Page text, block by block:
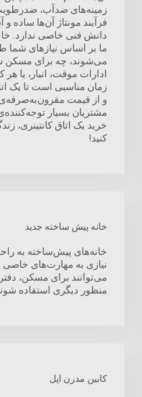
زمینه‌های ضدآب،
فرآیند مونتاژ آن‌ها ساده و
دانش فنی خاصی ندارد.
ما بر اساس نیازهای شما
می‌شوند، چه برای مسکن
ادارات موقت، انبار، یا
زمان مناسبی است تا یک
و از قیمت
مشتریان بسیار
خرید یک اتاق کانتینری،
کنید!
خانه پیش ساخته جدید
خانه‌های پیش‌ساخته به
نیازی به مهارت‌های خاصی
می‌توانند برای مسکن، دفتر
منظور دیگری استفاده
کابین مدرن اپل